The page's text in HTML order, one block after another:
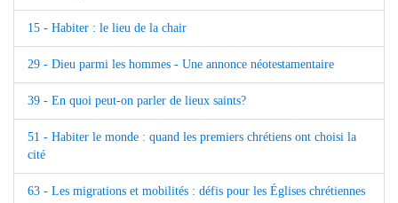
15 - Habiter : le lieu de la chair
29 - Dieu parmi les hommes - Une annonce néotestamentaire
39 - En quoi peut-on parler de lieux saints?
51 - Habiter le monde : quand les premiers chrétiens ont choisi la
cité
63 - Les migrations et mobilités : défis pour les Églises chrétiennes